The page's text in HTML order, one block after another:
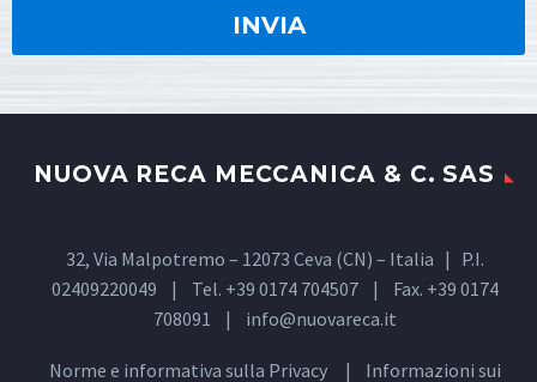
NUOVA RECA MECCANICA & C. SAS
32, Via Malpotremo – 12073 Ceva (CN) – Italia | P.I.
02409220049 | Tel. +39 0174 704507 | Fax. +39 0174
708091 | info@nuovareca.it
Norme e informativa sulla Privacy| Informazioni sui